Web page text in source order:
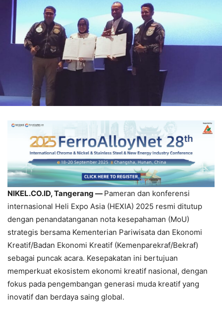
NIKEL.CO.ID, Tangerang — Pameran dan konferensi
internasional Heli Expo Asia (HEXIA) 2025 resmi ditutup
dengan penandatanganan nota kesepahaman (MoU)
strategis bersama Kementerian Pariwisata dan Ekonomi
Kreatif/Badan Ekonomi Kreatif (Kemenparekraf/Bekraf)
sebagai puncak acara. Kesepakatan ini bertujuan
memperkuat ekosistem ekonomi kreatif nasional, dengan
fokus pada pengembangan generasi muda kreatif yang
inovatif dan berdaya saing global.